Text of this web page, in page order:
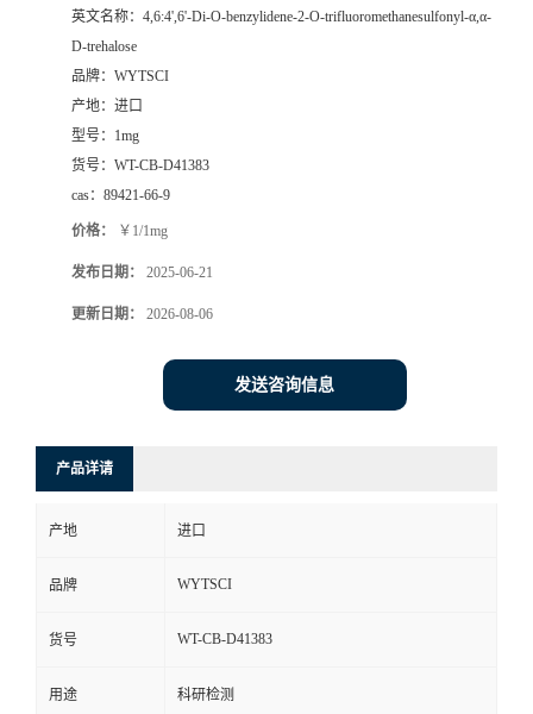
英文名称： 4,6:4',6'-Di-O-benzylidene-2-O-trifluoromethanesulfonyl-α,α-
D-trehalose
品牌： WYTSCI
产地： 进口
型号： 1mg
货号： WT-CB-D41383
cas： 89421-66-9
价格： ￥1/1mg
发布日期： 2025-06-21
更新日期： 2026-08-06
发送咨询信息
产品详请
产地 进口
品牌 WYTSCI
货号 WT-CB-D41383
用途 科研检测